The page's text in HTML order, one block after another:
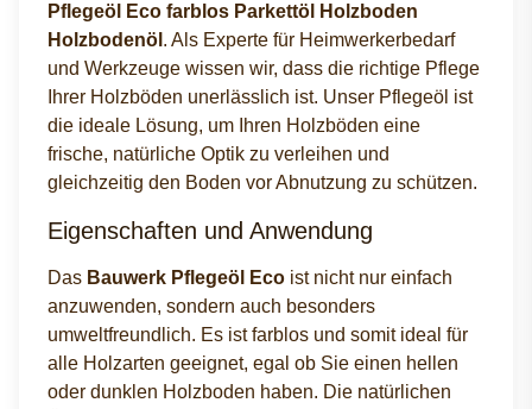
Pflegeöl Eco farblos Parkettöl Holzboden
Holzbodenöl . Als Experte für Heimwerkerbedarf
und Werkzeuge wissen wir, dass die richtige Pflege
Ihrer Holzböden unerlässlich ist. Unser Pflegeöl ist
die ideale Lösung, um Ihren Holzböden eine
frische, natürliche Optik zu verleihen und
gleichzeitig den Boden vor Abnutzung zu schützen.
Eigenschaften und Anwendung
Das Bauwerk Pflegeöl Eco ist nicht nur einfach
anzuwenden, sondern auch besonders
umweltfreundlich. Es ist farblos und somit ideal für
alle Holzarten geeignet, egal ob Sie einen hellen
oder dunklen Holzboden haben. Die natürlichen